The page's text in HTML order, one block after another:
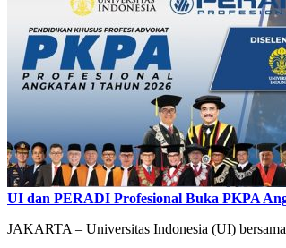
UI dan PERADI Profesional Buka PKPA
JAKARTA – Universitas Indonesia (UI)